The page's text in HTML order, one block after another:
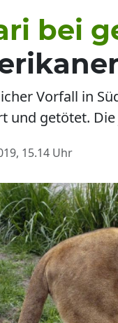
bei
Vorfall in
und getötet.
15.14 Uhr